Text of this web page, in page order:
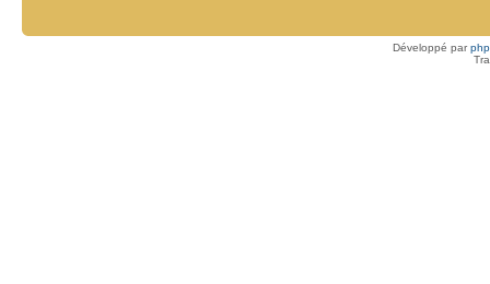
Développé par